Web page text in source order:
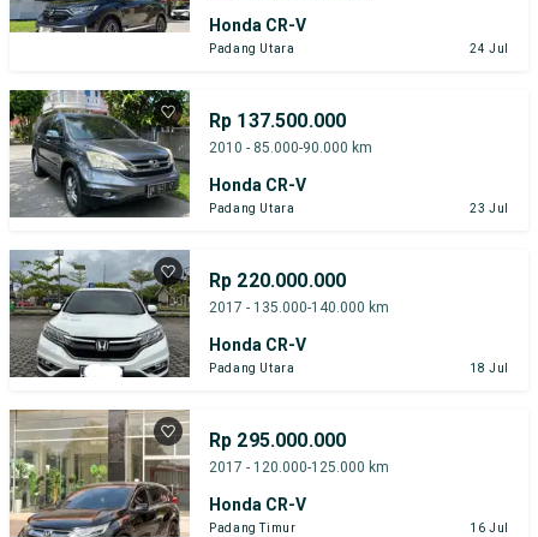
Honda CR-V
Padang Utara 24 Jul
Rp 137.500.000
2010 - 85.000-90.000 km
Honda CR-V
Padang Utara 23 Jul
Rp 220.000.000
2017 - 135.000-140.000 km
Honda CR-V
Padang Utara 18 Jul
Rp 295.000.000
2017 - 120.000-125.000 km
Honda CR-V
Padang Timur 16 Jul